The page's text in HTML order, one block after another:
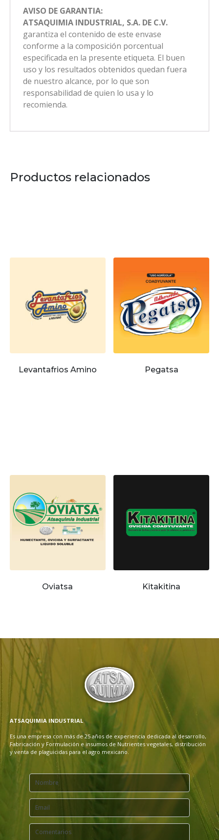
AVISO DE GARANTIA:
ATSAQUIMIA INDUSTRIAL, S.A. DE C.V.
garantiza el contenido de este envase
conforme a la composición porcentual
especificada en la presente etiqueta. El buen
uso y los resultados obtenidos quedan fuera
de nuestro alcance, por lo que son
responsabilidad de quien lo usa y lo
recomienda.
Productos relacionados
Levantafrios Amino Pegatsa
Oviatsa Kitakitina
ATSAQUIMIA INDUSTRIAL
Es una empresa con más de 25 años de experiencia dedicada al desarrollo,
Fabricación y Formulación e insumos de Nutrientes vegetales, distribución
y venta de plaguicidas para el agro mexicano.